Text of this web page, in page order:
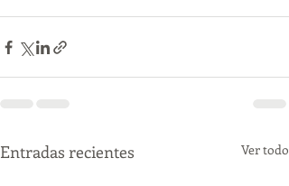
Entradas recientes Ver todo